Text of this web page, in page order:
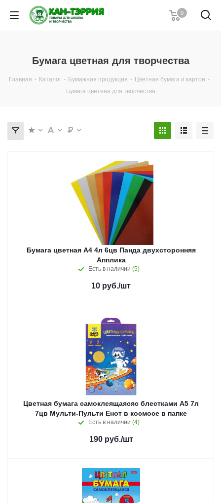
0
Бумага цветная для творчества
Главная - Каталог - Бумажная продукция - Цветная бумага и картон -
Бумага цветная для творчества
Бумага цветная А4 4л 6цв Панда двухсторонняя
Апплика
Есть в наличии (5)
10 руб./шт
Цветная бумага самоклеящаясяс блестками А5 7л
7цв Мульти-Пульти Енот в космосе в папке
Есть в наличии (4)
190руб./шт